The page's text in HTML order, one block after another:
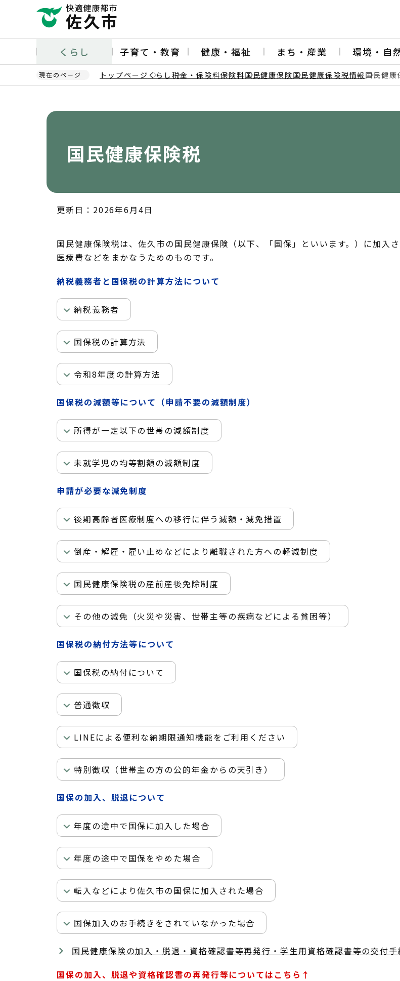
ー
の
くらし 子育て・教育 健康・福祉 まち・産業 環境・自
現在のページ トップページ くらし税金・保険料保険料国民健康保険国民健康保険税情報 国民健康
国民健康保険税
更新日：2026年6月4日
国民健康保険税は、佐久市の国民健康保険（以下、「国保」といいます。）に加入
医療費などをまかなうためのものです。
納税義務者と国保税の計算方法について
納税義務者
国保税の計算方法
令和8年度の計算方法
国保税の減額等について（申請不要の減額制度）
所得が一定以下の世帯の減額制度
未就学児の均等割額の減額制度
申請が必要な減免制度
後期高齢者医療制度への移行に伴う減額・減免措置
倒産・解雇・雇い止めなどにより離職された方への軽減制度
国民健康保険税の産前産後免除制度
その他の減免（火災や災害、世帯主等の疾病などによる貧困等）
国保税の納付方法等について
国保税の納付について
普通徴収
LINEによる便利な納期限通知機能をご利用ください
特別徴収（世帯主の方の公的年金からの天引き）
国保の加入、脱退について
年度の途中で国保に加入した場合
年度の途中で国保をやめた場合
転入などにより佐久市の国保に加入された場合
国保加入のお手続きをされていなかった場合
国民健康保険の加入・脱退・資格確認書等再発行・学生用資格確認書等の交付手
国保の加入、脱退や資格確認書の再発行等についてはこちら↑